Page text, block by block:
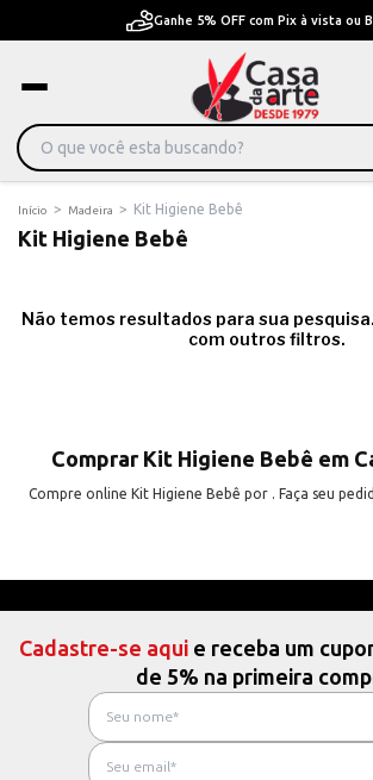
Ganhe 5% OFF com Pix à vista ou
Início > Madeira > Kit Higiene Bebê
Kit Higiene Bebê
Não temos resultados para sua
com outros filtros.
Comprar Kit Higiene Bebê em
Compre online Kit Higiene Bebê por . Faça seu
Cadastre-se aqui e receba um
de 5% na primeira